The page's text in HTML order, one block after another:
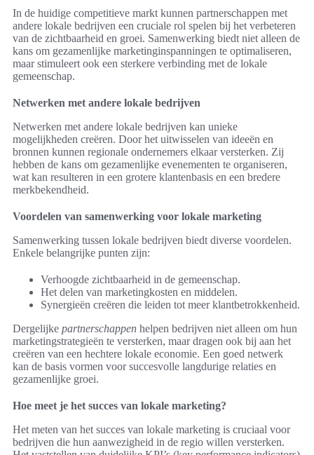
In de huidige competitieve markt kunnen partnerschappen met
andere lokale bedrijven een cruciale rol spelen bij het verbeteren
van de zichtbaarheid en groei. Samenwerking biedt niet alleen de
kans om gezamenlijke marketinginspanningen te optimaliseren,
maar stimuleert ook een sterkere verbinding met de lokale
gemeenschap.
Netwerken met andere lokale bedrijven
Netwerken met andere lokale bedrijven kan unieke
mogelijkheden creëren. Door het uitwisselen van ideeën en
bronnen kunnen regionale ondernemers elkaar versterken. Zij
hebben de kans om gezamenlijke evenementen te organiseren,
wat kan resulteren in een grotere klantenbasis en een bredere
merkbekendheid.
Voordelen van samenwerking voor lokale marketing
Samenwerking tussen lokale bedrijven biedt diverse voordelen.
Enkele belangrijke punten zijn:
Verhoogde zichtbaarheid in de gemeenschap.
Het delen van marketingkosten en middelen.
Synergieën creëren die leiden tot meer klantbetrokkenheid.
Dergelijke partnerschappen helpen bedrijven niet alleen om hun
marketingstrategieën te versterken, maar dragen ook bij aan het
creëren van een hechtere lokale economie. Een goed netwerk
kan de basis vormen voor succesvolle langdurige relaties en
gezamenlijke groei.
Hoe meet je het succes van lokale marketing?
Het meten van het succes van lokale marketing is cruciaal voor
bedrijven die hun aanwezigheid in de regio willen versterken.